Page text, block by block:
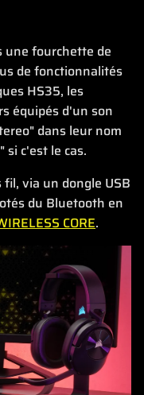
une fourchette de
de fonctionnalités
HS35, les
équipés d'un son
dans leur nom
si c'est le cas.
via un dongle USB
du Bluetooth en
CORE.